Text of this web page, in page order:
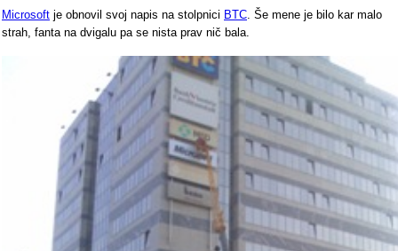
Microsoft je obnovil svoj napis na stolpnici BTC. Še mene je bilo kar malo
strah, fanta na dvigalu pa se nista prav nič bala.